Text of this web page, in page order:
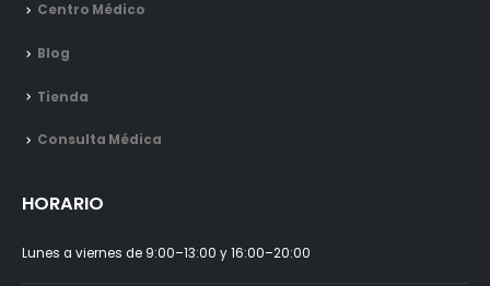
Centro Médico
Blog
Tienda
Consulta Médica
HORARIO
Lunes a viernes de 9:00–13:00 y 16:00–20:00